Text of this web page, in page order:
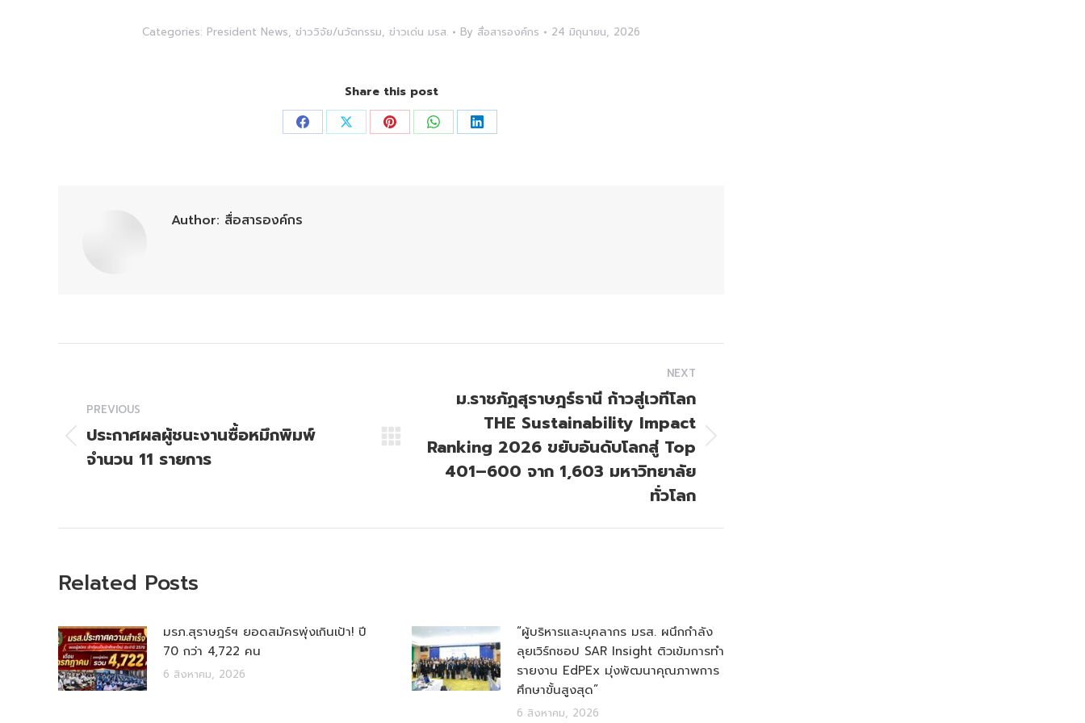
Categories: President News, ข่าววิจัย/นวัตกรรม, ข่าวเด่น มรส. By สื่อสารองค์กร 24 มิถุนายน, 2026
Share this post
Share Share Share Share Share
Author: สื่อสารองค์กร
navigation
PREVIOUS
Previous
post:
ประกาศผลผู้ชนะงานซื้อหมึกพิมพ์
จำนวน 11 รายการ
NEXT
Next
post:
ม.ราชภัฏสุราษฎร์ธานี ก้าวสู่เวทีโลก
THE Sustainability Impact
Ranking 2026 ขยับอันดับโลกสู่ Top
401–600 จาก 1,603 มหาวิทยาลัย
ทั่วโลก
Related Posts
มรภ.สุราษฎร์ฯ ยอดสมัครพุ่งเกินเป้า! ปี
70 กว่า 4,722 คน
6 สิงหาคม, 2026
“ผู้บริหารและบุคลากร มรส. ผนึกกำลัง
ลุยเวิร์กชอป SAR Insight ติวเข้มการทำ
รายงาน EdPEx มุ่งพัฒนาคุณภาพการ
ศึกษาขั้นสูงสุด”
6 สิงหาคม, 2026